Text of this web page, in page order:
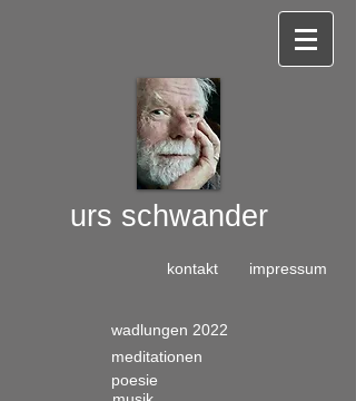
urs schwander​
kontakt impressum
wadlungen 2022
meditationen
poesie